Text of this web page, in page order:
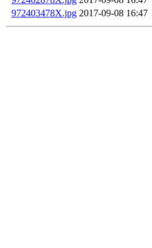
972403478X.jpg 2017-09-08 16:47